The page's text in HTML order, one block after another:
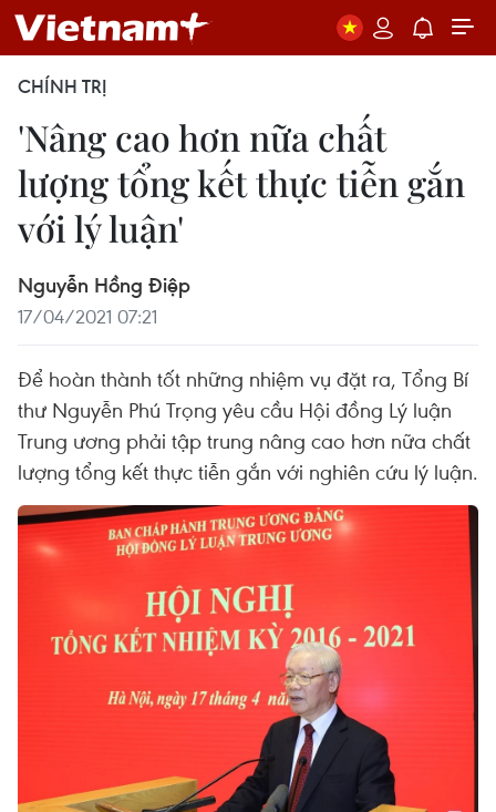
CHÍNH TRỊ
'Nâng cao hơn nữa chất
lượng tổng kết thực tiễn gắn
với lý luận'
Nguyễn Hồng Điệp
17/04/2021 07:21
Để hoàn thành tốt những nhiệm vụ đặt ra, Tổng Bí
thư Nguyễn Phú Trọng yêu cầu Hội đồng Lý luận
Trung ương phải tập trung nâng cao hơn nữa chất
lượng tổng kết thực tiễn gắn với nghiên cứu lý luận.